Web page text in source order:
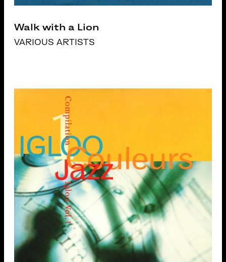
Walk with a Lion
VARIOUS ARTISTS